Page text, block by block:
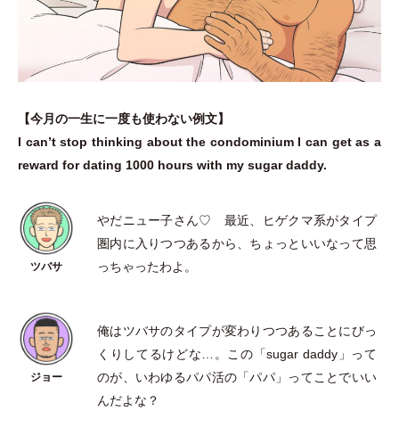
【今月の一生に一度も使わない例文】
I can’t stop thinking about the condominium I can get as a
reward for dating 1000 hours with my sugar daddy.
やだニュー子さん♡ 最近、ヒゲクマ系がタイプ
圏内に入りつつあるから、ちょっといいなって思
っちゃったわよ。
俺はツバサのタイプが変わりつつあることにびっ
くりしてるけどな…。この 「sugar daddy 」
って
のが、いわゆるパパ活の 「パパ 」
ってことでいい
んだよな？